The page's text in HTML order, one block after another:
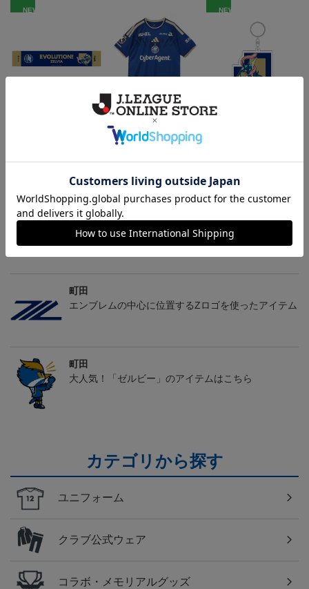
NEW
FC町田ゼルビア ゲッコ
2026/27 FP1stユニフォー
ム
24,200円～30,800円
会員特典
NEW
FC町田ゼルビア ゲッコ
トピックス
町田
2026/27ユニフォームはこちら
町田
エンブレムの中心に位置するZロゴを使ったアイテム
町田
大人気！「ゼルビー」のアイテムはこちら
カテゴリから探す
ユニフォーム
クラブ公式ウェア
コラボ・メモリアルグッズ